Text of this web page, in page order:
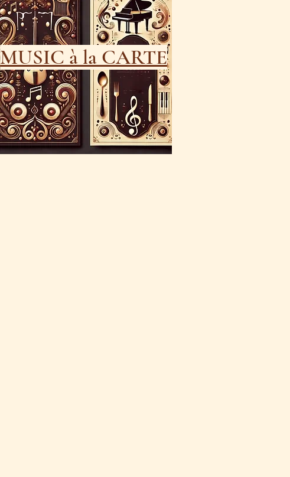
MUSIC à la CARTE